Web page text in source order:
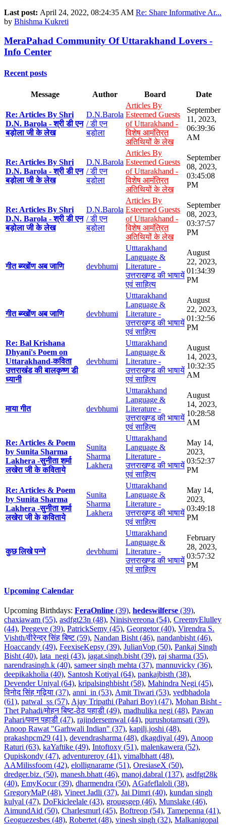
Last post: April 24, 2022, 08:24:35 AM Re: Share Informative Ar...
by Bhishma Kukreti
MeraPahad Community Of Uttarakhand Lovers -
Info Center
Recent posts
Message Author Board Date
Re: Articles By Shri
D.N. Barola - श्री डी एन
बड़ोला जी के लेख
D.N.Barola
/ डी एन
बड़ोला
Articles By
Esteemed Guests
of Uttarakhand -
विशेष आमंत्रित
अतिथियों के लेख
September
11, 2023,
06:39:36
AM
Re: Articles By Shri
D.N. Barola - श्री डी एन
बड़ोला जी के लेख
D.N.Barola
/ डी एन
बड़ोला
Articles By
Esteemed Guests
of Uttarakhand -
विशेष आमंत्रित
अतिथियों के लेख
September
08, 2023,
03:45:08
PM
Re: Articles By Shri
D.N. Barola - श्री डी एन
बड़ोला जी के लेख
D.N.Barola
/ डी एन
बड़ोला
Articles By
Esteemed Guests
of Uttarakhand -
विशेष आमंत्रित
अतिथियों के लेख
September
08, 2023,
03:37:57
PM
गीत ब्य्खोंण अब जाणि devbhumi
Utttarakhand
Language &
Literature -
उत्तराखण्ड की भाषायें
एवं साहित्य
August
22, 2023,
01:34:39
PM
गीत ब्य्खोंण अब जाणि devbhumi
Utttarakhand
Language &
Literature -
उत्तराखण्ड की भाषायें
एवं साहित्य
August
22, 2023,
01:32:56
PM
Re: Bal Krishana
Dhyani's Poem on
Uttarakhand-कविता
उत्तराखंड की बालकृष्ण डी
ध्यानी
devbhumi
Utttarakhand
Language &
Literature -
उत्तराखण्ड की भाषायें
एवं साहित्य
August
14, 2023,
10:32:35
AM
माया गीत devbhumi
Utttarakhand
Language &
Literature -
उत्तराखण्ड की भाषायें
एवं साहित्य
August
14, 2023,
10:28:58
AM
Re: Articles & Poem
by Sunita Sharma
Lakhera -सुनीता शर्मा
लखेरा जी के कविताये
Sunita
Sharma
Lakhera
Utttarakhand
Language &
Literature -
उत्तराखण्ड की भाषायें
एवं साहित्य
May 14,
2023,
03:52:37
PM
Re: Articles & Poem
by Sunita Sharma
Lakhera -सुनीता शर्मा
लखेरा जी के कविताये
Sunita
Sharma
Lakhera
Utttarakhand
Language &
Literature -
उत्तराखण्ड की भाषायें
एवं साहित्य
May 14,
2023,
03:49:18
PM
कुछ लिखे पन्ने devbhumi
Utttarakhand
Language &
Literature -
उत्तराखण्ड की भाषायें
एवं साहित्य
February
28, 2023,
03:57:32
PM
Upcoming Calendar
Upcoming Birthdays: FeraOnline (39), hedeswilferse (39),
chaxiawam (55), asdfgt23n (48), Ninisivereona (54), CreemyElulley
(44), Peegeve (39), PatrickSemy (45), Georgetor (40), Virendra S.
Vishth/वीरेन्द्र सिंह बिष्ट (59), Nandan Bisht (46), nandanbisht (46),
Hoaccandy (49), FeexiseKepsy (39), JulianVop (50), Pankaj Singh
Bisht (40), lata_negi (43), jagat.singh.bisht (39), raj sharma (35),
narendrasingh.k (40), sameer singh mehta (37), mannuvicky (36),
deepikakholia (40), Santosh Kotiyal (64), pankajbisth (38),
Devender Uniyal (64), kripalsinghbisht (58), Mahindra Negi (45),
विनोद सिंह गढ़िया (37), anni_in (53), Amit Tiwari (53), vedbhadola
(61), patwal_ss (57), Ajay Tripathi (Pahari Boy) (47), Mohan Bisht -
Thet Pahadi/मोहन बिष्ट-ठेठ पहाडी (49), madhulika negi (48), Pawan
Pahari/पवन पहाडी (47), rajindersemwal (44), purushotamsati (39),
Anoop Rawat "Garhwali Indian" (37), kapilj.joshi (48),
prakashpcm29 (41), devendrasharma (48), dkagdiyal (49), Anoop
Raturi (63), kaYaftike (49), Intoftoxy (51), malenkawera (52),
Qupiskondy (47), adventureroy (41), vimalbhatt (48),
AAMilissfoom (42), elollignarame (51), OresiaseX (50),
dredger.biz. (50), manesh.bhatt (46), manoj.dabral (137), asdfgt28k
(40), EmyKocur (39), dharmendra (50), AGafeflaloli (38),
GregoryMaP (48), Vineet Jadli (37), Jai Dimri (40), kundan singh
kulyal (47), DoFkicleelale (43), grougsgep (46), Munslake (46),
AimundAid (50), Charlesmurl (45), Boftreop (54), Tamepenna (41),
Geoguezesbes (48), Robertet (48), vinesh singh (32), Malkanigopal